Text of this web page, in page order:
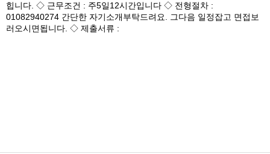
힙니다. ◇ 근무조건 : 주5일12시간입니다 ◇ 전형절차 :
01082940274 간단한 자기소개부탁드려요. 그다음 일정잡고 면접보
러오시면됩니다. ◇ 제출서류 :